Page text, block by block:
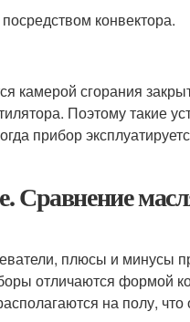
сгорания
Поэтому такие
прибор
Сравнение
плюсы и минусы
отличаются формой
на полу, что